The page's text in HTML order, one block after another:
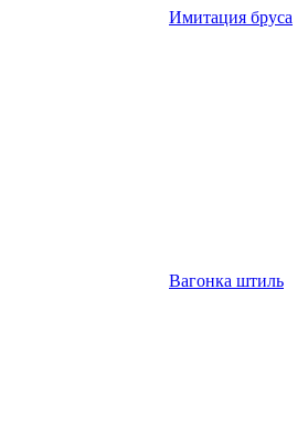
Имитация бруса
Вагонка штиль